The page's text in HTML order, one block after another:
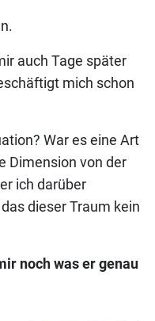
auch Tage später
mich schon
War es eine Art
Dimension von der
ich darüber
dieser Traum kein
noch was er genau